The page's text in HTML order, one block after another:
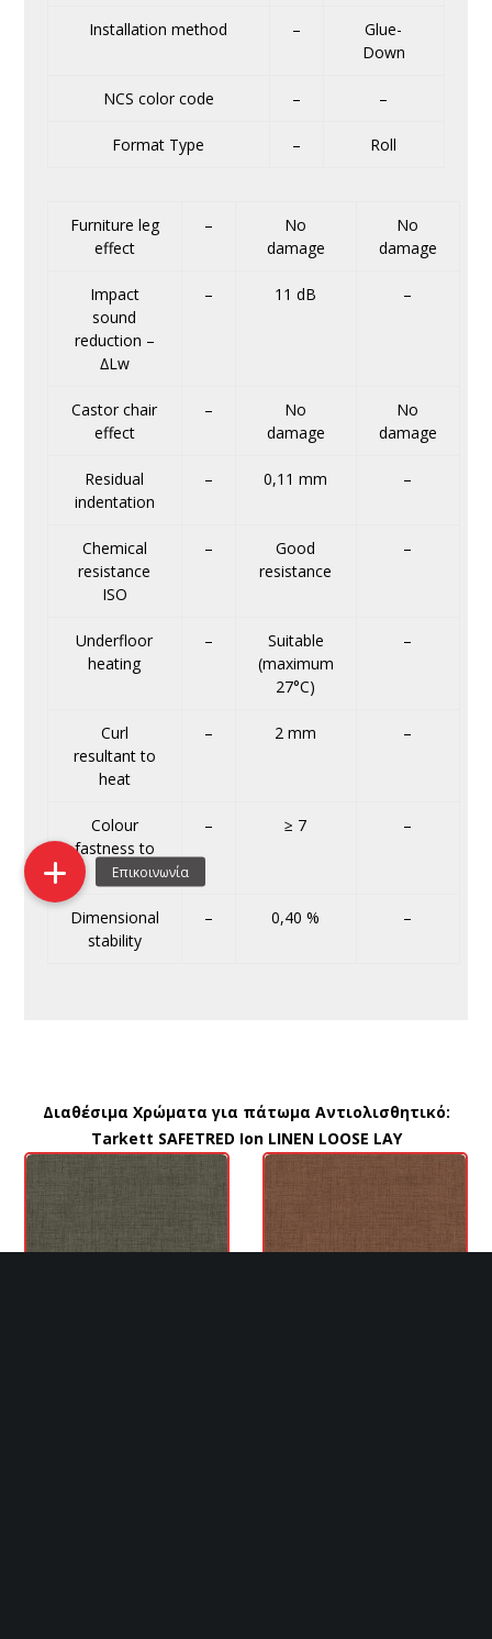
Installation method –
Glue-
Down
NCS color code – –
Format Type – Roll
Furniture leg
effect
–
No
damage
No
damage
Impact
sound
reduction –
∆Lw
– 11 dB –
Castor chair
effect
–
No
damage
No
damage
Residual
indentation
– 0,11 mm –
Chemical
resistance
ISO
–
Good
resistance
–
Underfloor
heating
–
Suitable
(maximum
27°C)
–
Curl
resultant to
heat
– 2 mm –
Colour
fastness to
light
– ≥ 7 –
Dimensional
stability
– 0,40 % –
Διαθέσιμα Χρώματα για πάτωμα Αντιολισθητικό:
Tarkett SAFETRED Ion LINEN LOOSE LAY